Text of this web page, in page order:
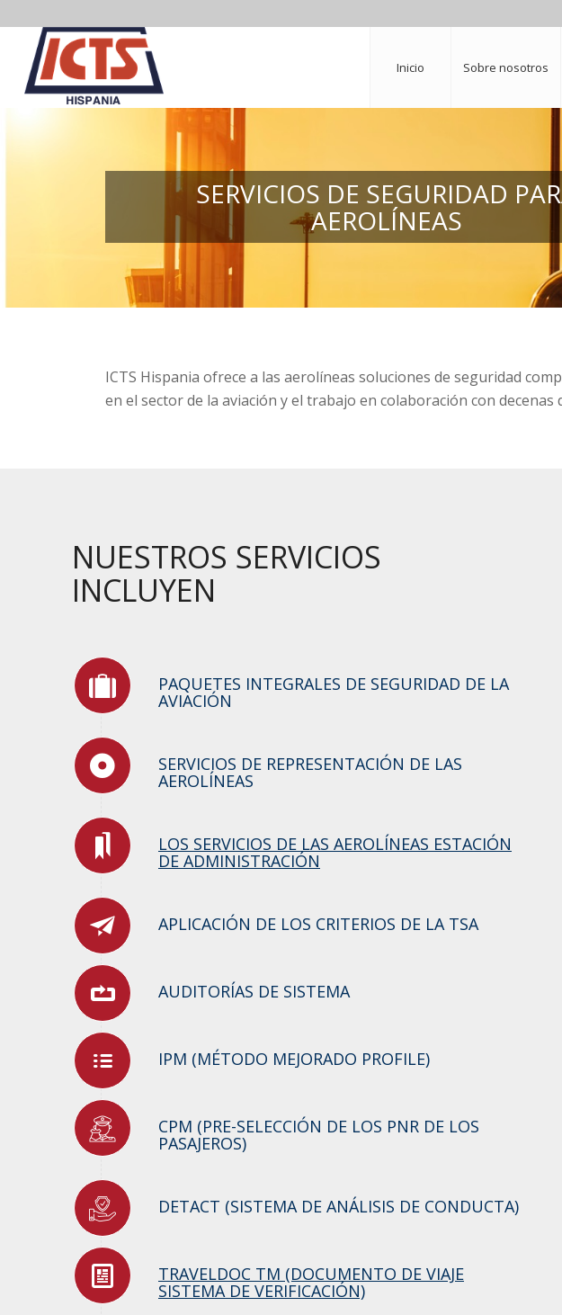
Inicio Sobre nosotros
SERVICIOS DE SEGURIDAD
AEROLÍNEAS
ICTS Hispania ofrece a las aerolíneas soluciones de seguridad
en el sector de la aviación y el trabajo en colaboración con
NUESTROS SERVICIOS
INCLUYEN
PAQUETES INTEGRALES DE SEGURIDAD DE LA
AVIACIÓN
SERVICIOS DE REPRESENTACIÓN DE LAS
AEROLÍNEAS
LOS SERVICIOS DE LAS AEROLÍNEAS ESTACIÓN
DE ADMINISTRACIÓN
APLICACIÓN DE LOS CRITERIOS DE LA TSA
AUDITORÍAS DE SISTEMA
IPM (MÉTODO MEJORADO PROFILE)
CPM (PRE-SELECCIÓN DE LOS PNR DE LOS
PASAJEROS)
DETACT (SISTEMA DE ANÁLISIS DE CONDUCTA)
TRAVELDOC TM (DOCUMENTO DE VIAJE
SISTEMA DE VERIFICACIÓN)